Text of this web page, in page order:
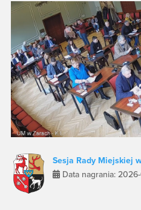
Sesja Rady Miejskiej
Data nagrania: